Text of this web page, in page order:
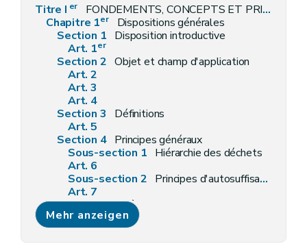
Titre I er
FONDEMENTS, CONCEPTS ET PRINCIPES
Chapitre 1er
Dispositions générales
Section 1 Disposition introductive
Art. 1er
Section 2 Objet et champ d'application
Art. 2
Art. 3
Art. 4
Section 3
Définitions
Art. 5
Section 4 Principes généraux
Sous-section 1 Hiérarchie des déchets
Art. 6
Sous-section 2 Principes d'autosuffisance et de proximité
Art. 7
Section 5 Critères de qualification
Sous-section 1
Art. 8
Mehr anzeigen